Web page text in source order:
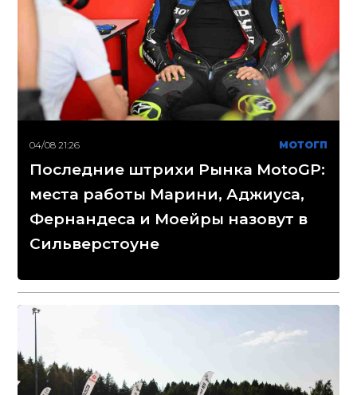
04/08 21:26 МОТОГП
Последние штрихи Рынка MotoGP:
места работы Марини, Аджиуса,
Фернандеса и Моейры назовут в
Сильверстоуне